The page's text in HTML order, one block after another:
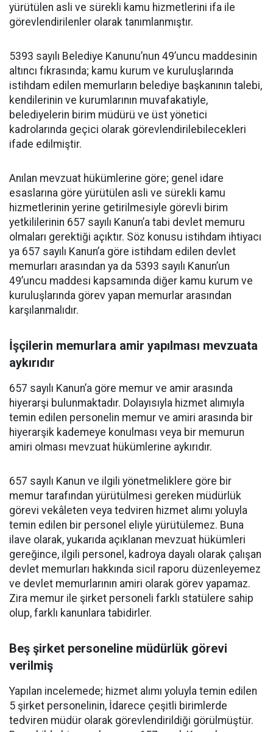
yürütülen asli ve sürekli kamu hizmetlerini ifa ile
görevlendirilenler olarak tanımlanmıştır.
5393 sayılı Belediye Kanunu’nun 49’uncu maddesinin
altıncı fıkrasında; kamu kurum ve kuruluşlarında
istihdam edilen memurların belediye başkanının talebi,
kendilerinin ve kurumlarının muvafakatiyle,
belediyelerin birim müdürü ve üst yönetici
kadrolarında geçici olarak görevlendirilebilecekleri
ifade edilmiştir.
Anılan mevzuat hükümlerine göre; genel idare
esaslarına göre yürütülen asli ve sürekli kamu
hizmetlerinin yerine getirilmesiyle görevli birim
yetkililerinin 657 sayılı Kanun’a tabi devlet memuru
olmaları gerektiği açıktır. Söz konusu istihdam ihtiyacı
ya 657 sayılı Kanun’a göre istihdam edilen devlet
memurları arasından ya da 5393 sayılı Kanun’un
49’uncu maddesi kapsamında diğer kamu kurum ve
kuruluşlarında görev yapan memurlar arasından
karşılanmalıdır.
İşçilerin memurlara amir yapılması mevzuata
aykırıdır
657 sayılı Kanun’a göre memur ve amir arasında
hiyerarşi bulunmaktadır. Dolayısıyla hizmet alımıyla
temin edilen personelin memur ve amiri arasında bir
hiyerarşik kademeye konulması veya bir memurun
amiri olması mevzuat hükümlerine aykırıdır.
657 sayılı Kanun ve ilgili yönetmeliklere göre bir
memur tarafından yürütülmesi gereken müdürlük
görevi vekâleten veya tedviren hizmet alımı yoluyla
temin edilen bir personel eliyle yürütülemez. Buna
ilave olarak, yukarıda açıklanan mevzuat hükümleri
gereğince, ilgili personel, kadroya dayalı olarak çalışan
devlet memurları hakkında sicil raporu düzenleyemez
ve devlet memurlarının amiri olarak görev yapamaz.
Zira memur ile şirket personeli farklı statülere sahip
olup, farklı kanunlara tabidirler.
Beş şirket personeline müdürlük görevi
verilmiş
Yapılan incelemede; hizmet alımı yoluyla temin edilen
5 şirket personelinin, İdarece çeşitli birimlerde
tedviren müdür olarak görevlendirildiği görülmüştür.